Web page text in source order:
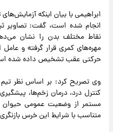
ابراهیمی با بیان اینکه
مهره‌های کمری قرار گرفته و
حرکتی عقب تشخیص داده شده
وی تصریح کرد: بر اساس نظر
کنترل درد، درمان زخم‌ها،
مستمر از وضعیت عمومی حیوان
متناسب با شرایط این خرس